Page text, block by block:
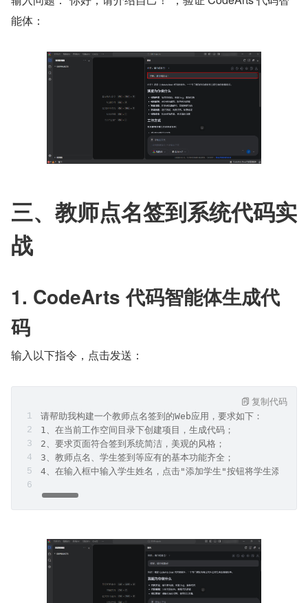
能体：
三、教师点名签到系统代码实
战
1. CodeArts 代码智能体生成代
码
输入以下指令，点击发送：
请帮助我构建一个教师点名签到的Web应用，要求如下：
1、在当前工作空间目录下创建项目，生成代码；
2、要求页面符合签到系统简洁，美观的风格；
3、教师点名、学生签到等应有的基本功能齐全；
4、在输入框中输入学生姓名，点击"添加学生"按钮将学生添加到
复制代码